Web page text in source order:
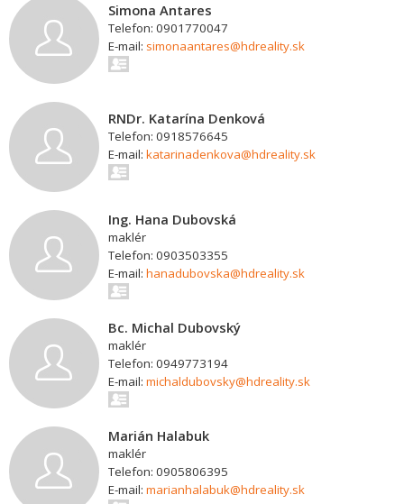
Simona Antares
Telefon: 0901770047
E-mail: simonaantares@hdreality.sk
RNDr. Katarína Denková
Telefon: 0918576645
E-mail: katarinadenkova@hdreality.sk
Ing. Hana Dubovská
maklér
Telefon: 0903503355
E-mail: hanadubovska@hdreality.sk
Bc. Michal Dubovský
maklér
Telefon: 0949773194
E-mail: michaldubovsky@hdreality.sk
Marián Halabuk
maklér
Telefon: 0905806395
E-mail: marianhalabuk@hdreality.sk